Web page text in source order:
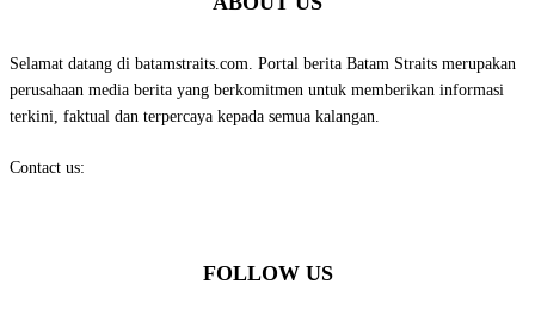
Selamat datang di batamstraits.com. Portal berita Batam Straits merupakan
perusahaan media berita yang berkomitmen untuk memberikan informasi
terkini, faktual dan terpercaya kepada semua kalangan.
Contact us:
FOLLOW US